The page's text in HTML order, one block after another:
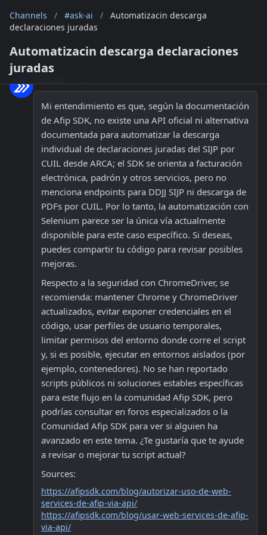
Channels / #ask-ai /
Automatizacin descarga
declaraciones juradas
Automatizacin descarga declaraciones
juradas
Mi entendimiento es que, según la documentación
de Afip SDK, no existe una API oficial ni alternativa
documentada para automatizar la descarga
individual de declaraciones juradas del SIJP por
CUIL desde ARCA; el SDK se orienta a facturación
electrónica, padrón y otros servicios, pero no
menciona endpoints para DDJJ SIJP ni descarga de
PDFs por CUIL. Por lo tanto, la automatización con
Selenium parece ser la única vía actualmente
disponible para este caso específico. Si deseas,
puedes compartir tu código para revisar posibles
mejoras.
Respecto a la seguridad con ChromeDriver, se
recomienda: mantener Chrome y ChromeDriver
actualizados, evitar exponer credenciales en el
código, usar perfiles de usuario temporales,
limitar permisos del entorno donde corre el script
y, si es posible, ejecutar en entornos aislados (por
ejemplo, contenedores). No se han reportado
scripts públicos ni soluciones estables específicas
para este flujo en la comunidad Afip SDK, pero
podrías consultar en foros especializados o la
Comunidad Afip SDK para ver si alguien ha
avanzado en este tema. ¿Te gustaría que te ayude
a revisar o mejorar tu script actual?
Sources:
https://afipsdk.com/blog/autorizar-uso-de-web-
services-de-afip-via-api/
https://afipsdk.com/blog/usar-web-services-de-afip-
via-api/